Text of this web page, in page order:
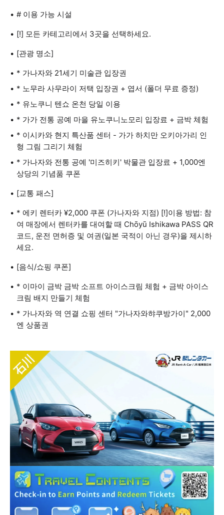
# 이용 가능 시설
[!] 모든 카테고리에서 3곳을 선택하세요.
[관광 명소]
* 가나자와 21세기 미술관 입장권
* 노무라 사무라이 저택 입장권 + 엽서 (폴더 무료 증정)
* 유노쿠니 텐쇼 온천 당일 이용
* 가가 전통 공예 마을 유노쿠니노모리 입장료 + 금박 체험
* 이시카와 현지 특산품 센터 - 가가 하치만 오키아가리 인
형 그림 그리기 체험
* 가나자와 전통 공예 '미즈히키' 박물관 입장료 + 1,000엔
상당의 기념품 쿠폰
[교통 패스]
* 에키 렌터카 ¥2,000 쿠폰 (가나자와 지점) [!]이용 방법: 참
여 매장에서 렌터카를 대여할 때 Chōyū Ishikawa PASS QR
코드, 운전 면허증 및 여권(일본 국적이 아닌 경우)을 제시하
세요.
[음식/쇼핑 쿠폰]
* 이마이 금박 금박 소프트 아이스크림 체험 + 금박 아이스
크림 배지 만들기 체험
* 가나자와 역 연결 쇼핑 센터 "가나자와햐쿠방가이" 2,000
엔 상품권